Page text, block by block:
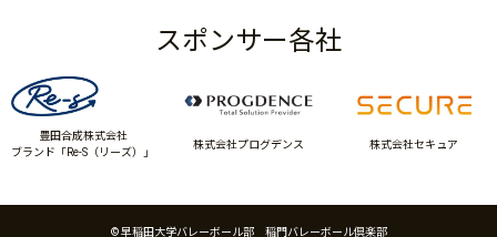
スポンサー各社
豊田合成株式会社
ブランド「Re-S（リーズ）」
株式会社プログデンス 株式会社セキュア
© 早稲田大学バレーボール部 稲門バレーボール倶楽部